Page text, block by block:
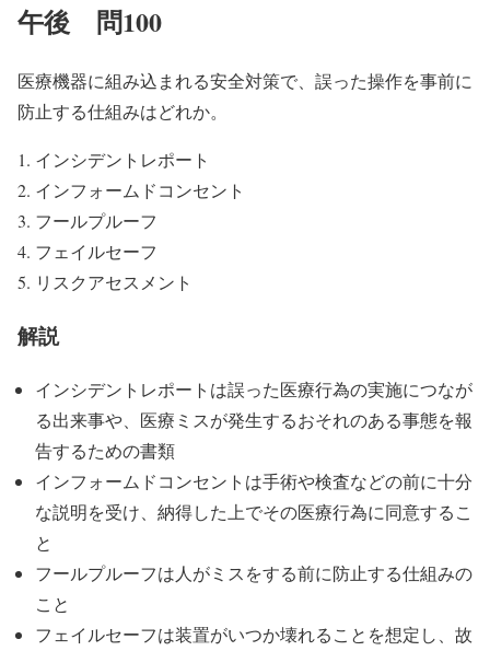
午後 問100
医療機器に組み込まれる安全対策で、誤った操作を事前に
防止する仕組みはどれか。
インシデントレポート
インフォームドコンセント
フールプルーフ
フェイルセーフ
リスクアセスメント
解説
インシデントレポートは誤った医療行為の実施につなが
る出来事や、医療ミスが発生するおそれのある事態を報
告するための書類
インフォームドコンセントは手術や検査などの前に十分
な説明を受け、納得した上でその医療行為に同意するこ
と
フールプルーフは人がミスをする前に防止する仕組みの
こと
フェイルセーフは装置がいつか壊れることを想定し、故